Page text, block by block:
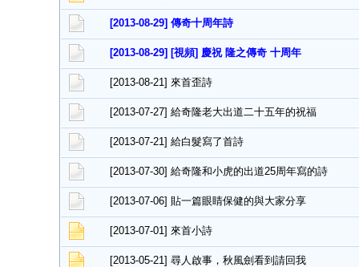
[2013-08-29] 傳奇十周年詩
[2013-08-29] [視頻] 慶祝 隆之傳奇 十周年
[2013-08-21] 來首歪詩
[2013-07-27] 給奇隆老大出道二十五年的祝福
[2013-07-21] 給白髮寫了首詩
[2013-07-30] 給奇隆和小虎的出道25周年寫的詩
[2013-07-06] 貼一篇眼睛保健的與大家分享
[2013-07-01] 來首小詩
[2013-05-21] 尋人啟事，秋風劍看到請回我